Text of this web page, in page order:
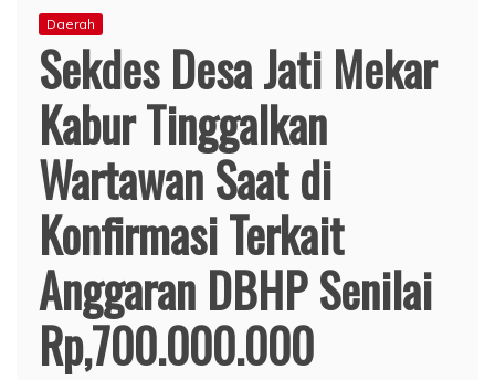
Daerah
Sekdes Desa Jati Mekar
Kabur Tinggalkan
Wartawan Saat di
Konfirmasi Terkait
Anggaran DBHP Senilai
Rp,700.000.000